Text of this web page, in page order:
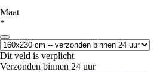
Maat
*
Dit veld is verplicht
Verzonden binnen 24 uur